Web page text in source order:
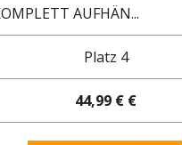
AUFHÄN...
Platz 4
44,99 € €